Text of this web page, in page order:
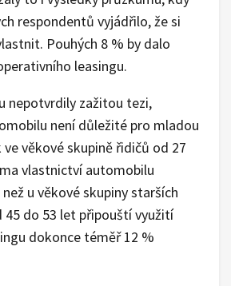
respondentů vyjádřilo, že si
Pouhých 8 % by dalo
leasingu.
nepotvrdily zažitou tezi,
není důležité pro mladou
věkové skupině řidičů od 27
vlastnictví automobilu
u věkové skupiny starších
45 do 53 let připouští využití
dokonce téměř 12 %